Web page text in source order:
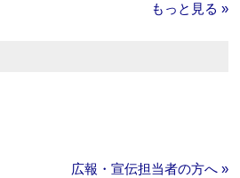
もっと見る »
広報・宣伝担当者の方へ »